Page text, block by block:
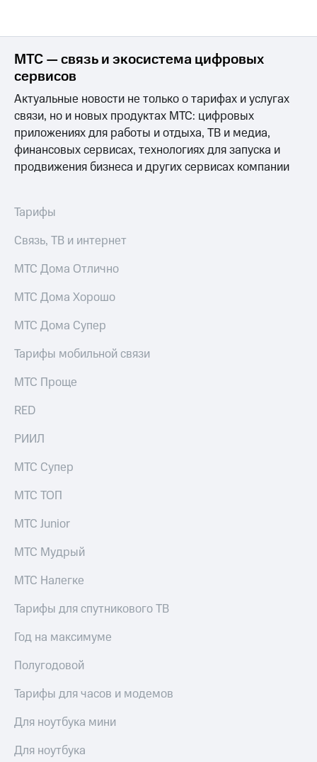
Описание
Программа
приобретения
Порядок
выкупа
Дивиденды
Рынок
облигаций
именных
Другое
Регистратор
Контакты
деловая этика
МТС — связь и экосистема цифровых
сервисов
Актуальные новости не только о тарифах и услугах
связи, но и новых продуктах МТС: цифровых
приложениях для работы и отдыха, ТВ и медиа,
финансовых сервисах, технологиях для запуска и
продвижения бизнеса и других сервисах компании
Тарифы
Связь, ТВ и интернет
МТС Дома Отлично
МТС Дома Хорошо
МТС Дома Супер
Тарифы мобильной связи
МТС Проще
RED
РИИЛ
МТС Супер
МТС ТОП
МТС Junior
МТС Мудрый
МТС Налегке
Тарифы для спутникового ТВ
Год на максимуме
Полугодовой
Тарифы для часов и модемов
Для ноутбука мини
Для ноутбука